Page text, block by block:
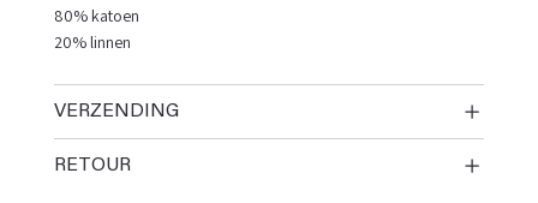
80% katoen
20% linnen
VERZENDING
RETOUR